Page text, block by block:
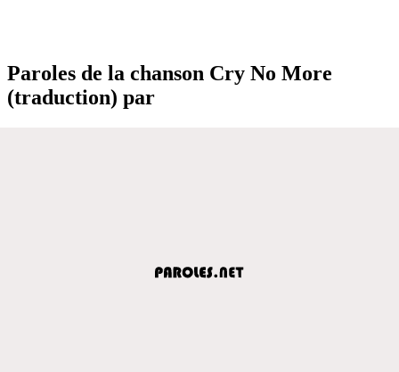
Paroles de la chanson Cry No More
(traduction) par